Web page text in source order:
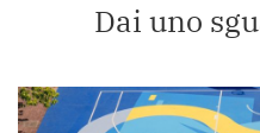
Dai uno